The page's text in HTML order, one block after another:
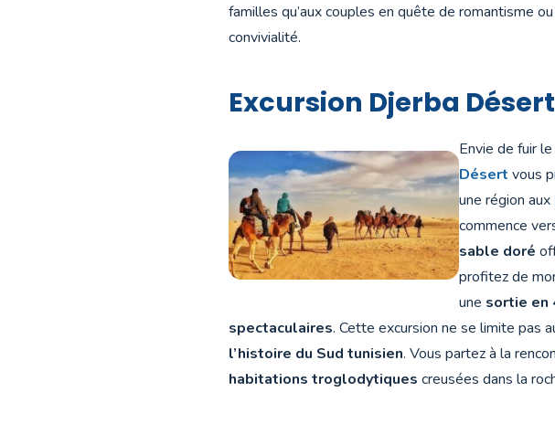
familles qu’aux couples en quête de romantisme
convivialité.
Excursion Djerba Désert
Envie de fuir
Désert vous
une région aux
commence
sable doré
profitez de
une sortie en
spectaculaires. Cette excursion ne se limite pas
l’histoire du Sud tunisien. Vous partez à la
habitations troglodytiques creusées dans la